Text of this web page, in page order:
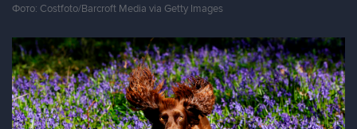
Фото: Costfoto/Barcroft Media via Getty Images